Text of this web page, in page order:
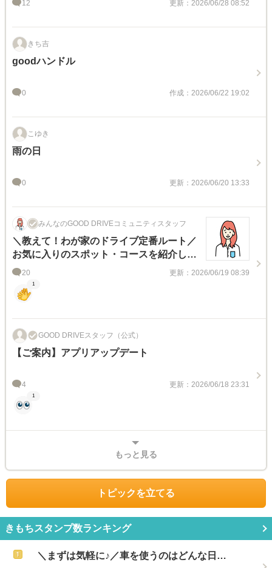
12 更新：2026/06/28 08:52
きち吉
goodハンドル
0 作成：2026/06/22 19:02
こゆき
雨の日
0 更新：2026/06/20 13:33
みんなのGOOD DRIVEコミュニティスタッフ
＼教えて！わが家のドライブ定番ルート／
お気に入りのスポット・コースを紹介しよ
う♪20 更新：2026/06/19 08:39
1
GOOD DRIVEスタッフ（公式）
【ご案内】アプリアップデート
4 更新：2026/06/18 23:31
1
もっと見る
トピックを立てる
きもちスタンプ数ランキング
＼まずは気軽に♪／車を使うのはどんな日…